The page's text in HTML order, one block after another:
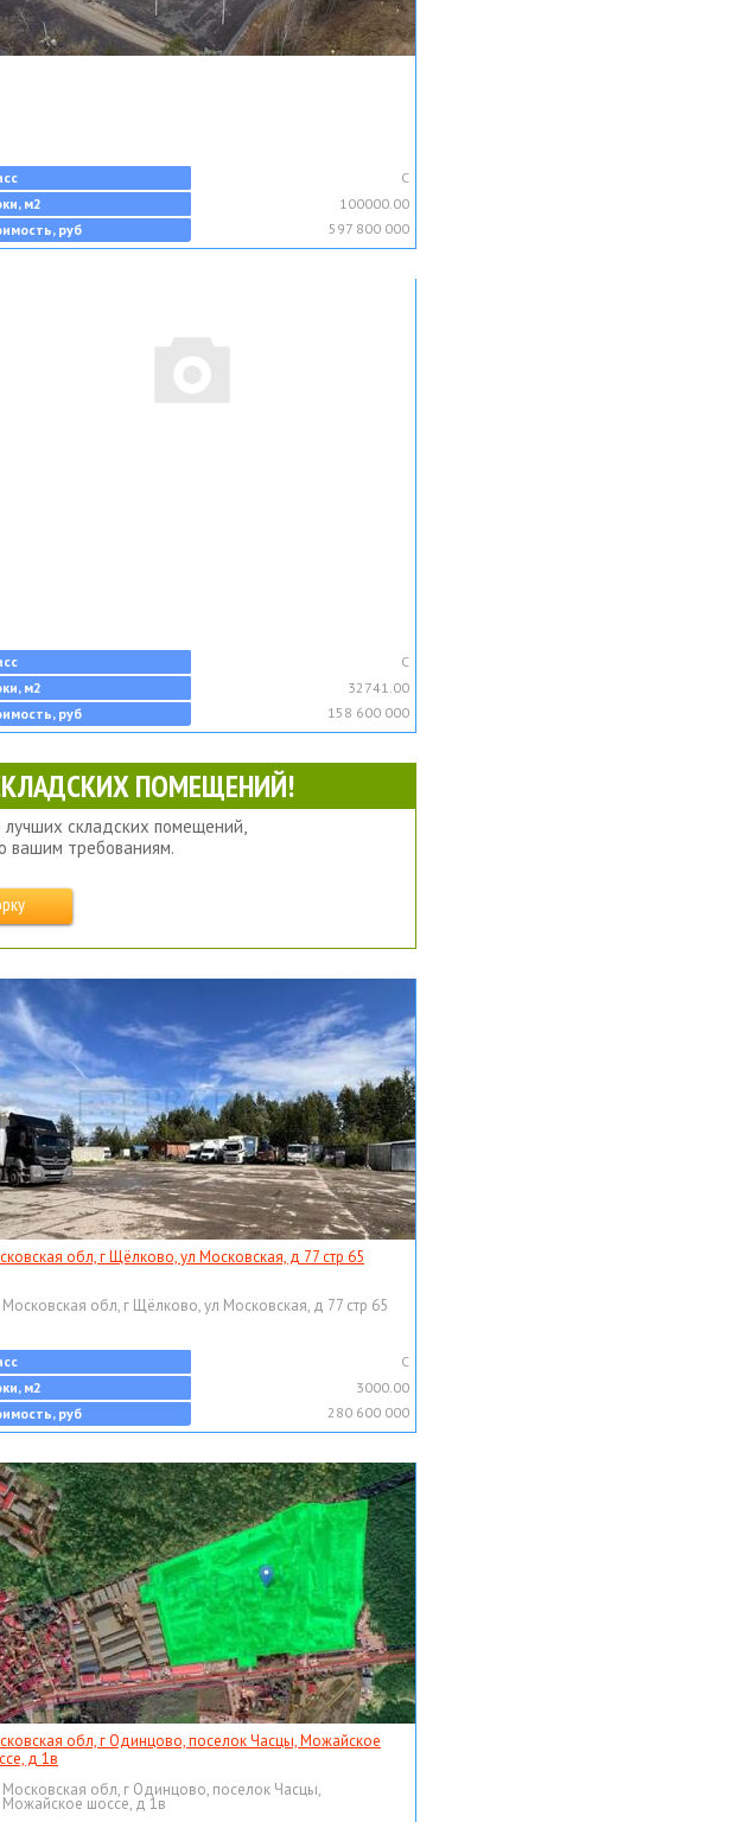
C
м2
100000.00
руб
597 800 000
C
м2
32741.00
руб
158 600 000
ПОМЕЩЕНИЙ!
складских помещений,
вашим требованиям.
обл, г Щёлково, ул Московская, д 77 стр 65
Московская обл, г Щёлково, ул Московская, д 77 стр 65
C
м2
3000.00
руб
280 600 000
обл, г Одинцово, поселок Часцы, Можайское
д 1в
Московская обл, г Одинцово, поселок Часцы,
Можайское шоссе, д 1в